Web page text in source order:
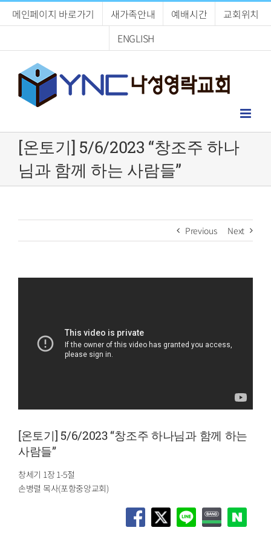
메인페이지 바로가기 새가족안내 예배시간
교회위치
ENGLISH
[온토기] 5/6/2023 “창조주 하나
님과 함께 하는 사람들”
Previous Next
[온토기] 5/6/2023 “창조주 하나님과 함께 하는
사람들”
창세기 1장 1-5절
손병렬 목사(포항중앙교회)